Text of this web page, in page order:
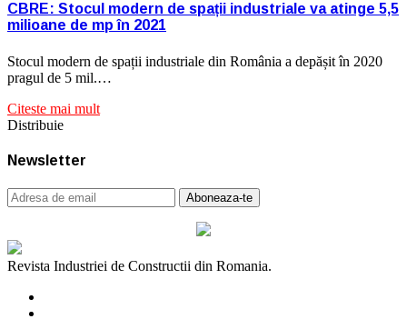
CBRE: Stocul modern de spații industriale va atinge 5,5
milioane de mp în 2021
Stocul modern de spații industriale din România a depășit în 2020
pragul de 5 mil.…
Citeste mai mult
Distribuie
Newsletter
Revista Industriei de Constructii din Romania.